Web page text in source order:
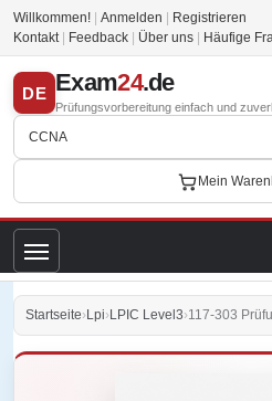
Willkommen! Anmelden
Registrieren
Kontakt
Feedback Über uns Häufige
DE Exam24.de
Prüfungsvorbereitung einfach und
Mein
Startseite›Lpi›LPIC Level3›117-303